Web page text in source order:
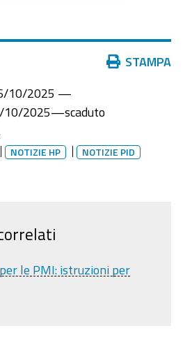
STAMPA
10/2025 —
10/2025—scaduto
NOTIZIE HP NOTIZIE PID
per le PMI: istruzioni per